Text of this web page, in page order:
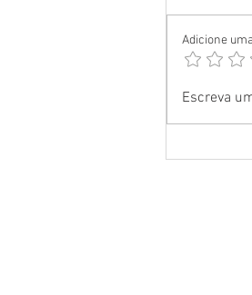
Serviços
Adicione
Escreva